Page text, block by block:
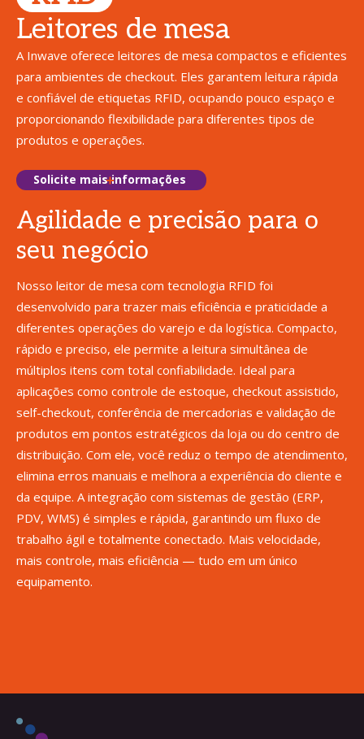
Leitores de mesa
A Inwave oferece leitores de mesa compactos e eficientes
para ambientes de checkout. Eles garantem leitura rápida
e confiável de etiquetas RFID, ocupando pouco espaço e
proporcionando flexibilidade para diferentes tipos de
produtos e operações.
Solicite mais informações
Agilidade e precisão para o
seu negócio
Nosso leitor de mesa com tecnologia RFID foi
desenvolvido para trazer mais eficiência e praticidade a
diferentes operações do varejo e da logística. Compacto,
rápido e preciso, ele permite a leitura simultânea de
múltiplos itens com total confiabilidade. Ideal para
aplicações como controle de estoque, checkout assistido,
self-checkout, conferência de mercadorias e validação de
produtos em pontos estratégicos da loja ou do centro de
distribuição. Com ele, você reduz o tempo de atendimento,
elimina erros manuais e melhora a experiência do cliente e
da equipe. A integração com sistemas de gestão (ERP,
PDV, WMS) é simples e rápida, garantindo um fluxo de
trabalho ágil e totalmente conectado. Mais velocidade,
mais controle, mais eficiência — tudo em um único
equipamento.